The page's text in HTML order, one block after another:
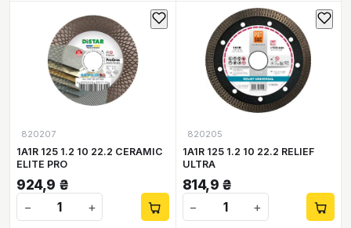
820207
1A1R 125 1.2 10 22.2 CERAMIC
ELITE PRO
924,9 ₴
−
+
820205
1A1R 125 1.2 10 22.2 RELIEF
ULTRA
814,9 ₴
−
+